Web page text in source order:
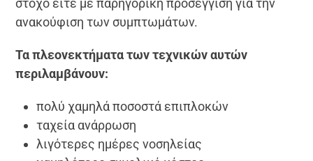
στόχο είτε με παρηγορική προσέγγιση για την
ανακούφιση των συμπτωμάτων.
Τα πλεονεκτήματα των τεχνικών αυτών
περιλαμβάνουν:
πολύ χαμηλά ποσοστά επιπλοκών
ταχεία ανάρρωση
λιγότερες ημέρες νοσηλείας